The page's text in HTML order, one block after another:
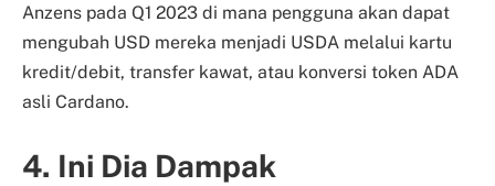
Anzens pada Q1 2023 di mana pengguna akan dapat
mengubah USD mereka menjadi USDA melalui kartu
kredit/debit, transfer kawat, atau konversi token ADA
asli Cardano.
4. Ini Dia Dampak